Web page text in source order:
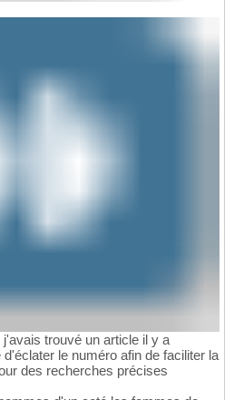
j'avais trouvé un article il y a
le numéro afin de faciliter la
des recherches précises